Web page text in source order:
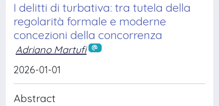
I delitti di turbativa: tra tutela della
regolarità formale e moderne
concezioni della concorrenza
Adriano Martufi
2026-01-01
Abstract